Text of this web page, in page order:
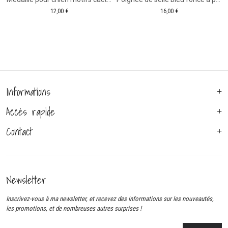
12,00 € 16,00 €
Informations
Accès rapide
Contact
Newsletter
Inscrivez-vous à ma newsletter, et recevez des informations sur les nouveautés,
les promotions, et de nombreuses autres surprises !